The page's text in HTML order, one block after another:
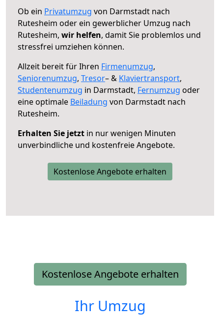
Ob ein Privatumzug von Darmstadt nach
Rutesheim oder ein gewerblicher Umzug nach
Rutesheim, wir helfen, damit Sie problemlos und
stressfrei umziehen können.
Allzeit bereit für Ihren Firmenumzug,
Seniorenumzug, Tresor– & Klaviertransport,
Studentenumzug in Darmstadt, Fernumzug oder
eine optimale Beiladung von Darmstadt nach
Rutesheim.
Erhalten Sie jetzt in nur wenigen Minuten
unverbindliche und kostenfreie Angebote.
Kostenlose Angebote erhalten
Kostenlose Angebote erhalten
Ihr Umzug